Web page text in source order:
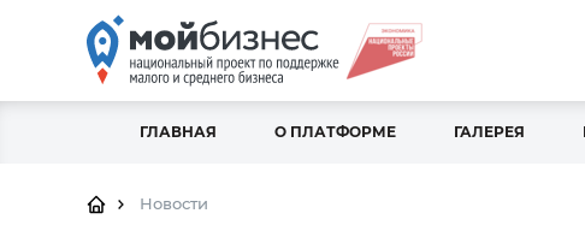
ГЛАВНАЯ О ПЛАТФОРМЕ ГАЛЕРЕЯ
Новости